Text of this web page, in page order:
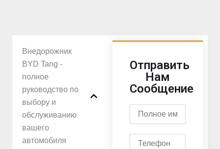
Внедорожник
BYD Tang -
полное
руководство по
выбору и
обслуживанию
вашего
автомобиля
Отправить
Нам
Сообщение
имя